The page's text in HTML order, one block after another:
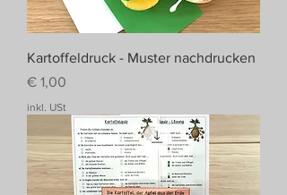
Kartoffeldruck - Muster nachdrucken
Preis
€ 1,00
inkl. USt